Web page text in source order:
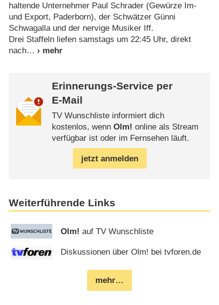
haltende Unternehmer Paul Schrader (Gewürze Im-
und Export, Paderborn), der Schwätzer Günni
Schwagalla und der nervige Musiker Iff.
Drei Staffeln liefen samstags um 22:45 Uhr, direkt
nach
Erinnerungs-Service per
E-Mail
TV Wunschliste informiert dich
kostenlos, wenn Olm! online als Stream
verfügbar ist oder im Fernsehen läuft.
jetzt anmelden
Weiterführende Links
Olm! auf TV Wunschliste
Diskussionen über Olm! bei tvforen.de
mehr…